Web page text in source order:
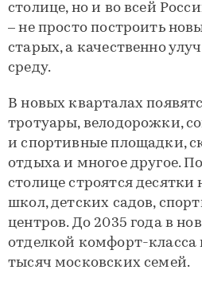
столице, но и во всей
– не просто построить
старых, а качественно
среду.
В новых кварталах
тротуары, велодорожки,
и спортивные площадки,
отдыха и многое другое.
столице строятся
школ, детских садов,
центров. До 2035 года в
отделкой комфорт-класса
тысяч московских семей.